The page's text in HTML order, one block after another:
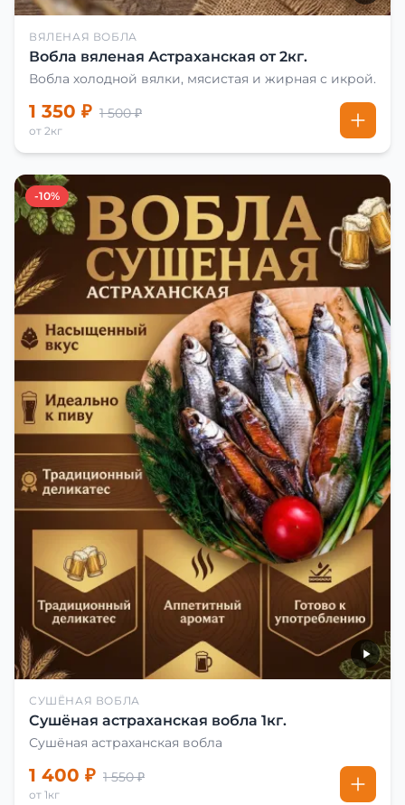
ВЯЛЕНАЯ ВОБЛА
Вобла вяленая Астраханская от 2кг.
Вобла холодной вялки, мясистая и жирная с икрой.
1 350 ₽ 1 500 ₽
от 2кг
-10%
СУШЁНАЯ ВОБЛА
Сушёная астраханская вобла 1кг.
Сушёная астраханская вобла
1 400 ₽ 1 550 ₽
от 1кг